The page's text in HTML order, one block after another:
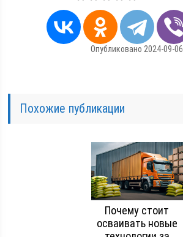
Опубликовано 2024-09-06
Похожие публикации
Почему стоит
осваивать новые